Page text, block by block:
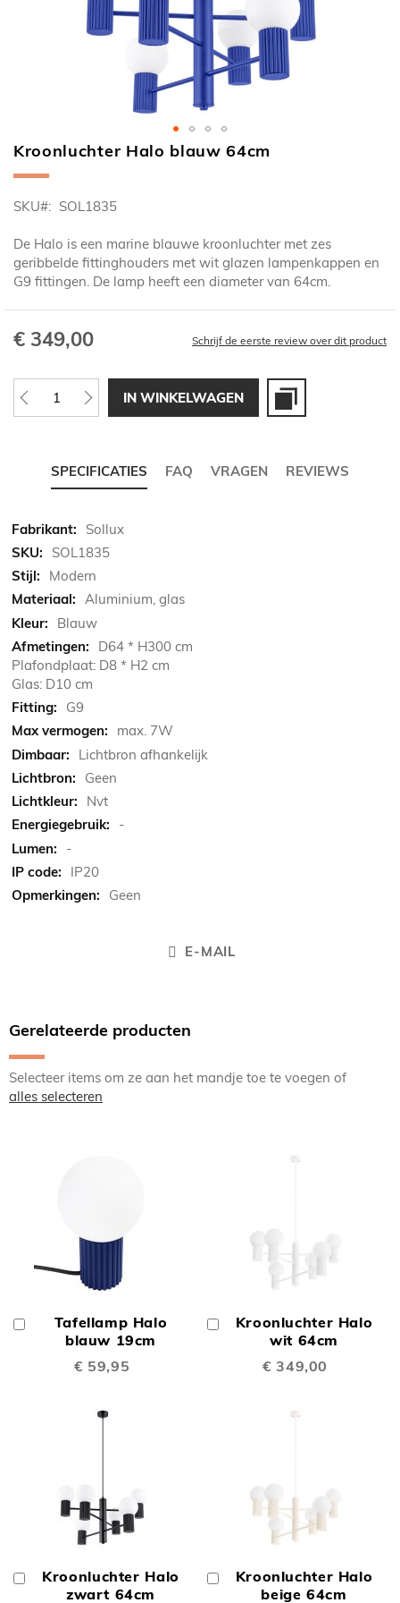
Ga
naar
begin
de
afbeeldingen-
gallerij
Kroonluchter Halo blauw 64cm
SKU SOL1835
De Halo is een marine blauwe kroonluchter met zes
geribbelde fittinghouders met wit glazen lampenkappen en
G9 fittingen. De lamp heeft een diameter van 64cm.
€ 349,00 Schrijf de eerste review over dit product
IN WINKELWAGEN
SPECIFICATIES FAQ VRAGEN REVIEWS
Meer
informatie
Sollux
SOL1835
Modern
Aluminium, glas
Blauw
D64 * H300 cm
Plafondplaat: D8 * H2 cm
Glas: D10 cm
G9
max. 7W
Lichtbron afhankelijk
Geen
Nvt
-
-
IP20
Geen
E-MAIL
Gerelateerde producten
Selecteer items om ze aan het mandje toe te voegen of
alles selecteren
Tafellamp Halo
blauw 19cm
€ 59,95
Winkelwagen
Kroonluchter Halo
wit 64cm
€ 349,00
Winkelwagen
Kroonluchter Halo
zwart 64cm
Winkelwagen
Kroonluchter Halo
beige 64cm
Winkelwagen